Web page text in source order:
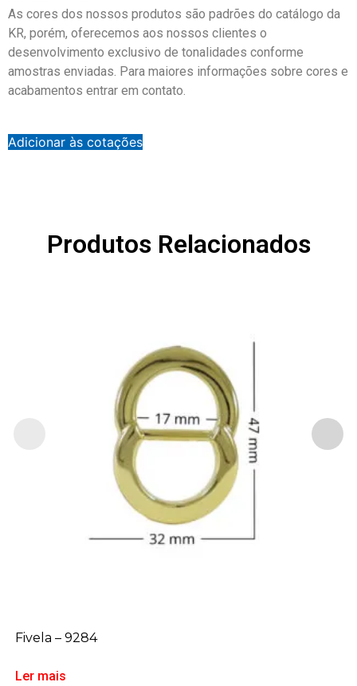
As cores dos nossos produtos são padrões do catálogo da
KR, porém, oferecemos aos nossos clientes o
desenvolvimento exclusivo de tonalidades conforme
amostras enviadas. Para maiores informações sobre cores e
acabamentos entrar em contato.
Adicionar às cotações
Produtos Relacionados
Fivela – 9284
Ler mais